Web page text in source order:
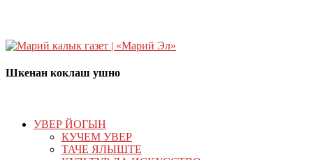
Шкенан коклаш ушно
УВЕР ЙОГЫН
КУЧЕМ УВЕР
ТАЧЕ ЯЛЫШТЕ